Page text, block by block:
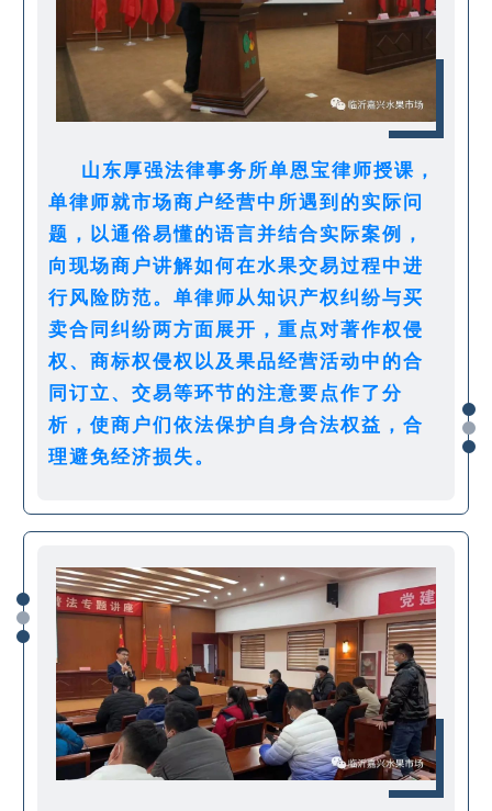
山东厚强法律事务所单恩宝律师授课，
单律师就市场商户经营中所遇到的实际问
题，以通俗易懂的语言并结合实际案例，
向现场商户讲解如何在水果交易过程中进
行风险防范。单律师从知识产权纠纷与买
卖合同纠纷两方面展开，重点对著作权侵
权、商标权侵权以及果品经营活动中的合
同订立、交易等环节的注意要点作了分
析，使商户们依法保护自身合法权益，合
理避免经济损失。